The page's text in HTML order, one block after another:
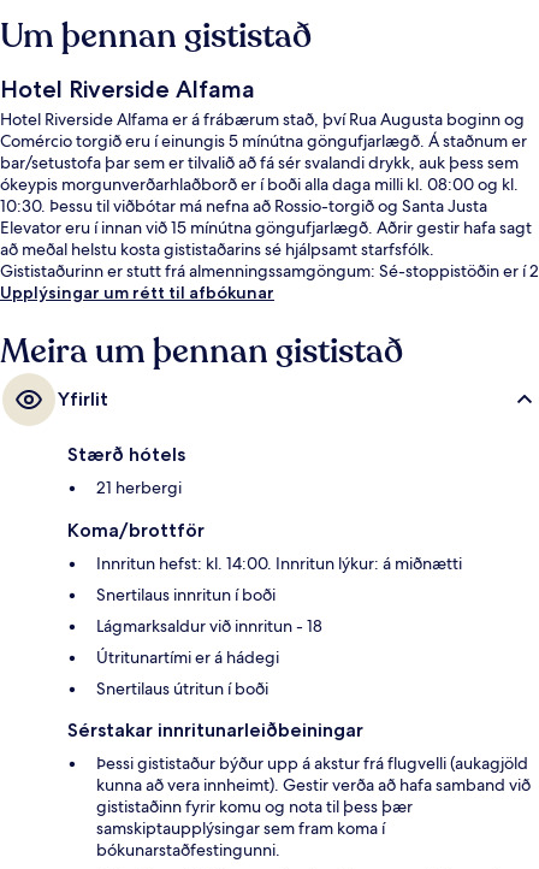
Um þennan gististað
Hotel Riverside Alfama
Hotel Riverside Alfama er á frábærum stað, því Rua Augusta boginn og
Comércio torgið eru í einungis 5 mínútna göngufjarlægð. Á staðnum er
bar/setustofa þar sem er tilvalið að fá sér svalandi drykk, auk þess sem
ókeypis morgunverðarhlaðborð er í boði alla daga milli kl. 08:00 og kl.
10:30. Þessu til viðbótar má nefna að Rossio-torgið og Santa Justa
Elevator eru í innan við 15 mínútna göngufjarlægð. Aðrir gestir hafa sagt
að meðal helstu kosta gististaðarins sé hjálpsamt starfsfólk.
Gististaðurinn er stutt frá almenningssamgöngum: Sé-stoppistöðin er í 2
mínútna göngufjarlægð og Limoeiro-stoppistöðin í 3 mínútna.
Upplýsingar um rétt til afbókunar
Meira um þennan gististað
Yfirlit
Stærð hótels
21 herbergi
Koma/brottför
Innritun hefst: kl. 14:00. Innritun lýkur: á miðnætti
Snertilaus innritun í boði
Lágmarksaldur við innritun - 18
Útritunartími er á hádegi
Snertilaus útritun í boði
Sérstakar innritunarleiðbeiningar
Þessi gististaður býður upp á akstur frá flugvelli (aukagjöld
kunna að vera innheimt). Gestir verða að hafa samband við
gististaðinn fyrir komu og nota til þess þær
samskiptaupplýsingar sem fram koma í
bókunarstaðfestingunni.